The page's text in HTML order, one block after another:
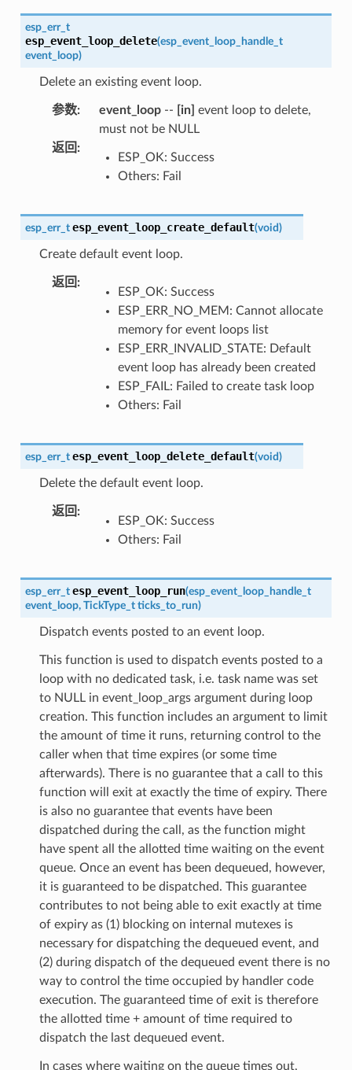
esp_err_t
esp_event_loop_delete(esp_event_loop_handle_t
event_loop)
Delete an existing event loop.
参数: event_loop-- [in] event loop to delete,
must not be NULL
返回 :
ESP_OK: Success
Others: Fail
esp_err_t esp_event_loop_create_default(void)
Create default event loop.
返回 :
ESP_OK: Success
ESP_ERR_NO_MEM: Cannot allocate
memory for event loops list
ESP_ERR_INVALID_STATE: Default
event loop has already been created
ESP_FAIL: Failed to create task loop
Others: Fail
esp_err_t esp_event_loop_delete_default(void)
Delete the default event loop.
返回 :
ESP_OK: Success
Others: Fail
esp_err_t esp_event_loop_run(esp_event_loop_handle_t
event_loop, TickType_t ticks_to_run)
Dispatch events posted to an event loop.
This function is used to dispatch events posted to a
loop with no dedicated task, i.e. task name was set
to NULL in event_loop_args argument during loop
creation. This function includes an argument to limit
the amount of time it runs, returning control to the
caller when that time expires (or some time
afterwards). There is no guarantee that a call to this
function will exit at exactly the time of expiry. There
is also no guarantee that events have been
dispatched during the call, as the function might
have spent all the allotted time waiting on the event
queue. Once an event has been dequeued, however,
it is guaranteed to be dispatched. This guarantee
contributes to not being able to exit exactly at time
of expiry as (1) blocking on internal mutexes is
necessary for dispatching the dequeued event, and
(2) during dispatch of the dequeued event there is no
way to control the time occupied by handler code
execution. The guaranteed time of exit is therefore
the allotted time + amount of time required to
dispatch the last dequeued event.
In cases where waiting on the queue times out,